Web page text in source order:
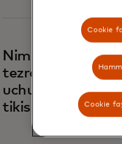
Nima uchun
tezroq hisob-
uchun katta pul
tikishmoqda
Cookie
Cookie